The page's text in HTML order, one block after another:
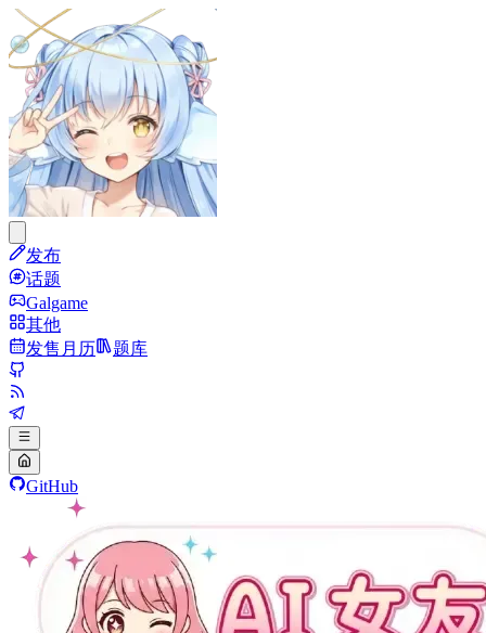
发布
话题
Galgame
其他
发售月历
题库
GitHub